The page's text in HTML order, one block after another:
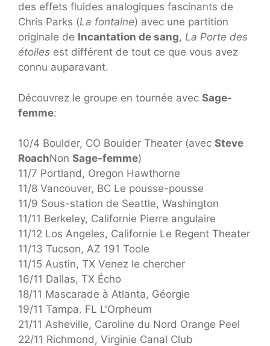
des effets fluides analogiques fascinants de
Chris Parks (La fontaine) avec une partition
originale de Incantation de sang, La Porte des
étoiles est différent de tout ce que vous avez
connu auparavant.
Découvrez le groupe en tournée avec Sage-
femme:
10/4 Boulder, CO Boulder Theater (avec Steve
RoachNon Sage-femme)
11/7 Portland, Oregon Hawthorne
11/8 Vancouver, BC Le pousse-pousse
11/9 Sous-station de Seattle, Washington
11/11 Berkeley, Californie Pierre angulaire
11/12 Los Angeles, Californie Le Regent Theater
11/13 Tucson, AZ 191 Toole
11/15 Austin, TX Venez le chercher
16/11 Dallas, TX Écho
18/11 Mascarade à Atlanta, Géorgie
19/11 Tampa. FL L'Orpheum
21/11 Asheville, Caroline du Nord Orange Peel
22/11 Richmond, Virginie Canal Club